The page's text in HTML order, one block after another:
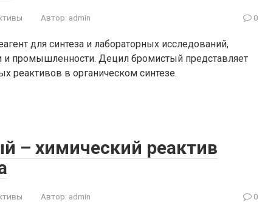
Автор: admin 0
для синтеза и лабораторных исследований,
и промышленности. Децил бромистый представляет
реактивов в органическом синтезе.
– химический реактив
Автор: admin 0